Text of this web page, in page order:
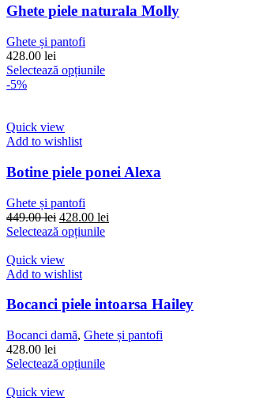
variații.
în
Ghete piele naturala Molly
Ghete și pantofi
428.00 lei
Selectează opțiunileAcest
pot
fi
în
pagina
produsului.
-5%
Quick view
Add to wishlist
Botine piele ponei Alexa
Ghete și pantofi
449.00lei Prețul
inițial
fost:
449.00 lei.
428.00 lei
Selectează opțiunileAcest
variații.
pot
fi
în
Quick view
Add to wishlist
Bocanci piele intoarsa Hailey
Bocanci damă, Ghete și pantofi
428.00 lei
Selectează opțiunileAcest
Quick view